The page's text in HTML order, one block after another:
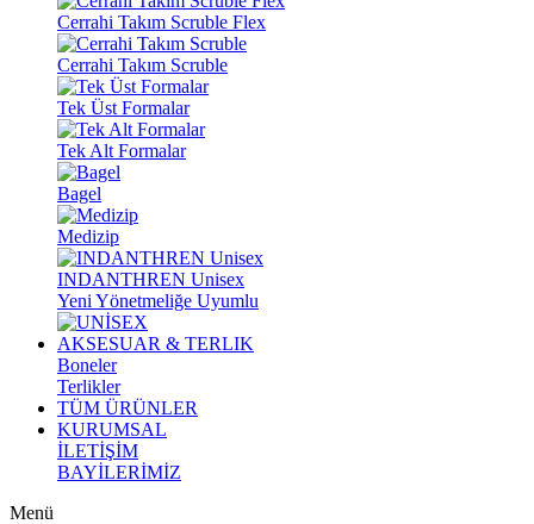
Cerrahi Takım Scruble Flex
Cerrahi Takım Scruble
Tek Üst Formalar
Tek Alt Formalar
Bagel
Medizip
INDANTHREN Unisex
Yeni Yönetmeliğe Uyumlu
AKSESUAR & TERLIK
Boneler
Terlikler
TÜM ÜRÜNLER
KURUMSAL
İLETİŞİM
BAYİLERİMİZ
Menü